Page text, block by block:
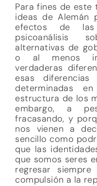
Para fines de este
ideas de Alemán
efectos de
psicoanálisis
alternativas de
o al menos
verdaderas
esas
determinadas
estructura de los
embargo, a
fracasando, y
nos vienen a
sencillo como
que las
que somos seres
regresar
compulsión a la